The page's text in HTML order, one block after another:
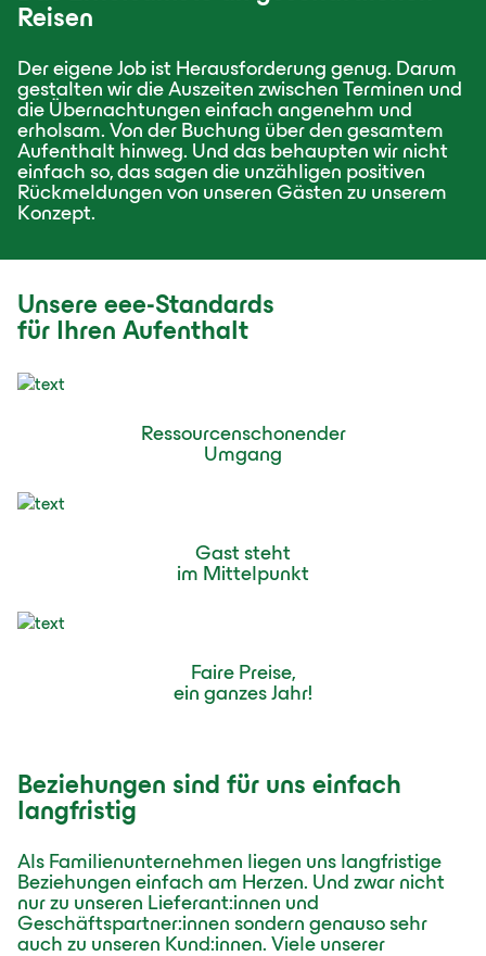
Reisen
Der eigene Job ist Herausforderung genug. Darum
gestalten wir die Auszeiten zwischen Terminen und
die Übernachtungen einfach angenehm und
erholsam. Von der Buchung über den gesamtem
Aufenthalt hinweg. Und das behaupten wir nicht
einfach so, das sagen die unzähligen positiven
Rückmeldungen von unseren Gästen zu unserem
Konzept.
Unsere eee-Standards
für Ihren Aufenthalt
Ressourcenschonender
Umgang
Gast steht
im Mittelpunkt
Faire Preise,
ein ganzes Jahr!
Beziehungen sind für uns einfach
langfristig
Als Familienunternehmen liegen uns langfristige
Beziehungen einfach am Herzen. Und zwar nicht
nur zu unseren Lieferant:innen und
Geschäftspartner:innen sondern genauso sehr
auch zu unseren Kund:innen. Viele unserer